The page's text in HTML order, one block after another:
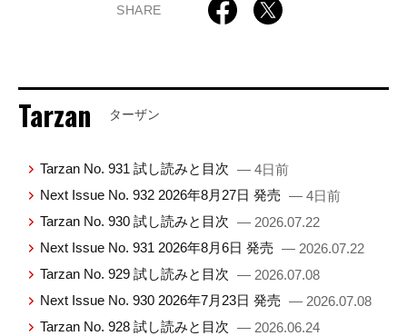
SHARE
Tarzan ターザン
Tarzan No. 931 試し読みと目次 — 4日前
Next Issue No. 932 2026年8月27日 発売 — 4日前
Tarzan No. 930 試し読みと目次 — 2026.07.22
Next Issue No. 931 2026年8月6日 発売 — 2026.07.22
Tarzan No. 929 試し読みと目次 — 2026.07.08
Next Issue No. 930 2026年7月23日 発売 — 2026.07.08
Tarzan No. 928 試し読みと目次 — 2026.06.24